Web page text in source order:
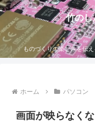
竹のし
ものづくりの楽しさを伝
ホーム パソコン
画面が映らなく